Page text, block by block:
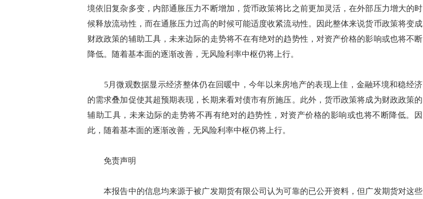
境依旧复杂多变，内部通胀压力不断增加，货币政策将比之前更加灵活，在外部压力增大的时
候释放流动性，而在通胀压力过高的时候可能适度收紧流动性。因此整体来说货币政策将变成
财政政策的辅助工具，未来边际的走势将不在有绝对的趋势性，对资产价格的影响或也将不断
降低。随着基本面的逐渐改善，无风险利率中枢仍将上行。
5月微观数据显示经济整体仍在回暖中，今年以来房地产的表现上佳，金融环境和稳经济
的需求叠加促使其超预期表现，长期来看对债市有所施压。此外，货币政策将成为财政政策的
辅助工具，未来边际的走势将不再有绝对的趋势性，对资产价格的影响或也将不断降低。因
此，随着基本面的逐渐改善，无风险利率中枢仍将上行。
免责声明
本报告中的信息均来源于被广发期货有限公司认为可靠的已公开资料，但广发期货对这些